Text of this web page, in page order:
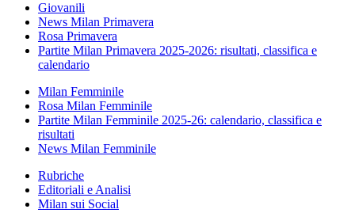
Giovanili
News Milan Primavera
Rosa Primavera
Partite Milan Primavera 2025-2026: risultati, classifica e
calendario
Milan Femminile
Rosa Milan Femminile
Partite Milan Femminile 2025-26: calendario, classifica e
risultati
News Milan Femminile
Rubriche
Editoriali e Analisi
Milan sui Social